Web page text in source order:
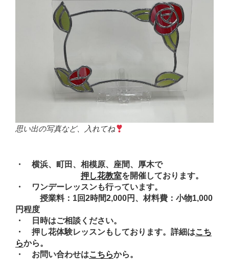
思い出の写真など、入れてね
・ 横浜、町田、相模原、座間、厚木で
押し花教室を開催しております。
・ ワンデーレッスンも行っています。
授業料：1回2時間2,000円、材料費：小物1,000
円程度
・ 日時はご相談ください。
・ 押し花体験レッスンもしております。詳細はこち
らから。
・ お問い合わせはこちらから。